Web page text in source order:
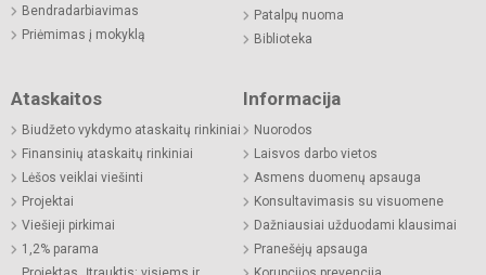
Bendradarbiavimas
Priėmimas į mokyklą
Patalpų nuoma
Biblioteka
Ataskaitos
Biudžeto vykdymo ataskaitų rinkiniai
Finansinių ataskaitų rinkiniai
Lėšos veiklai viešinti
Projektai
Viešieji pirkimai
1,2% parama
Informacija
Nuorodos
Laisvos darbo vietos
Asmens duomenų apsauga
Konsultavimasis su visuomene
Dažniausiai užduodami klausimai
Pranešėjų apsauga